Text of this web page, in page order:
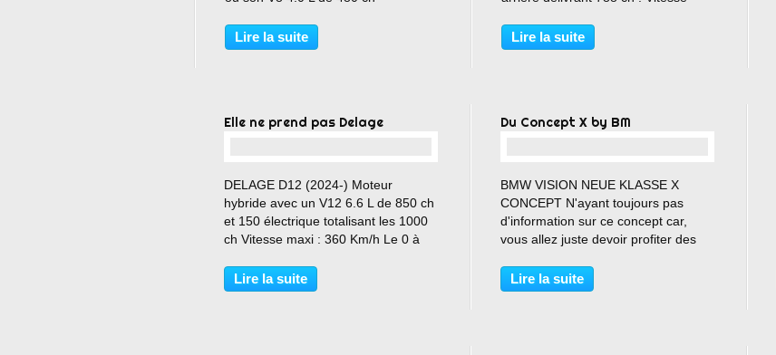
NC Le 0 à 100 km/h : NC Couple
maxi : NC Dimensions : 5 353 mm de
Lire la suite
1.9 s Couple maxi : 1230 Nm Prix
(aux USA) : 178 000 $
Lire la suite
Elle ne prend pas Delage
DELAGE D12 (2024-) Moteur
hybride avec un V12 6.6 L de 850 ch
et 150 électrique totalisant les 1000
ch Vitesse maxi : 360 Km/h Le 0 à
Nm Modèle fabriqué à 30
EXEMPLAIRES Prix : (env.) 2 000
Lire la suite
Du Concept X by BM
BMW VISION NEUE KLASSE X
CONCEPT N'ayant toujours pas
d'information sur ce concept car,
vous allez juste devoir profiter des
précédente parution 😉) Cliquez sur
ce ptit lien qui parlera plus de ce
Lire la suite